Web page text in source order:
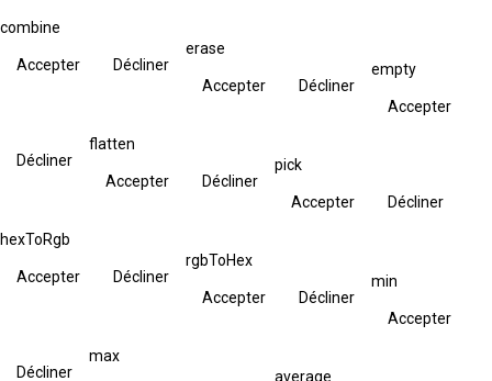
combine
Accepter Décliner
erase
Accepter Décliner
empty
Accepter
Décliner
flatten
Accepter Décliner
pick
Accepter Décliner
hexToRgb
Accepter Décliner
rgbToHex
Accepter Décliner
min
Accepter
Décliner
max
average